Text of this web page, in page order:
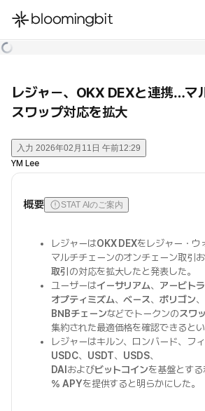
한국어
レジャー、OKX DEXと連携…マ
スワップ対応を拡大
入力 2026年02月11日 午前12:29
YM Lee
概要 STAT AIのご案内
レジャーはOKX DEXをレジャー・ウ
マルチチェーンのオンチェーン取引
取引 の対応を拡大したと発表した。
ユーザーはイーサリアム、 アービト
オプティミズム、ベース、ポリゴン、
BNBチェーンなどでトークンのスワ
集約された最適価格を確認できるとい
レジャーはキルン、ロンバード、フ
USDC、 USDT、 USDS、
DAI およびビットコインを基盤とす
% APYを提供すると明らかにした。